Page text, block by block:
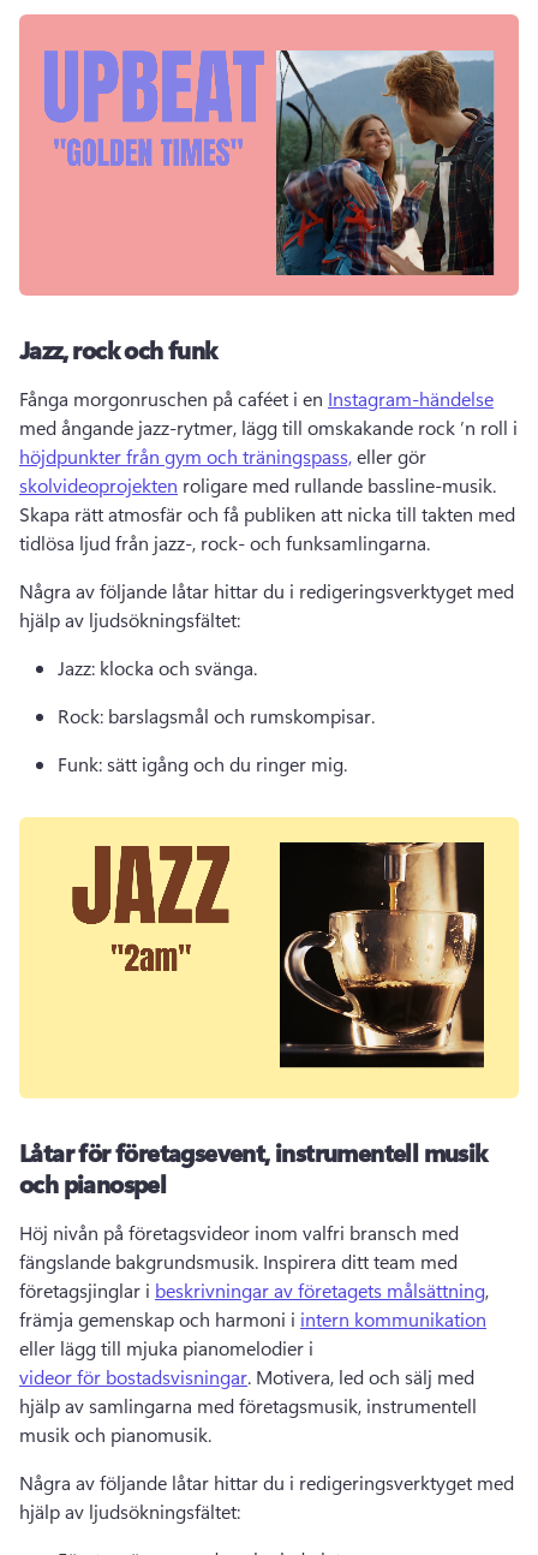
Jazz, rock och funk
Fånga morgonruschen på caféet i en Instagram-händelse
höjdpunkter från gym och träningspass, eller gör
skolvideoprojekten
Skapa rätt atmosfär och få publiken att nicka till takten med
tidlösa ljud från jazz-, rock- och funksamlingarna.
Några av följande låtar hittar du i redigeringsverktyget med
hjälp av ljudsökningsfältet:
Jazz: klocka och svänga.
Rock: barslagsmål och rumskompisar.
Funk: sätt igång och du ringer mig.
Låtar för företagsevent, instrumentell musik
och pianospel
Höj nivån på företagsvideor inom valfri bransch med
fängslande bakgrundsmusik. Inspirera ditt team med
företagsjinglar i beskrivningar av företagets målsättning,
främja gemenskap och harmoni i intern kommunikation
eller lägg till mjuka pianomelodier i
videor för bostadsvisningar. Motivera, led och sälj med
hjälp av samlingarna med företagsmusik, instrumentell
musik och pianomusik.
Några av följande låtar hittar du i redigeringsverktyget med
hjälp av ljudsökningsfältet: